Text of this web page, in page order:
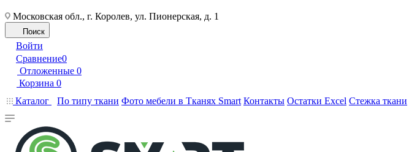
Московская обл., г. Королев, ул. Пионерская, д. 1
Поиск
Войти
Сравнение0
Отложенные 0
Корзина 0
Каталог
По типу ткани Фото мебели в Тканях Smart Контакты Остатки Excel Стежка ткани